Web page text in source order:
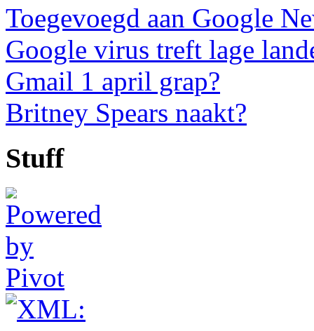
Toegevoegd aan Google
Google virus treft lage
Gmail 1 april grap?
Britney Spears naakt?
Stuff